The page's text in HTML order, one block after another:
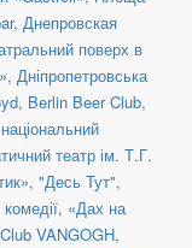
, Днепровская
поверх в
, Дніпропетровська
, Berlin Beer Club,
театр ім. Т.Г.
, "Десь Тут",
, «Дах на
Club VANGOGH,